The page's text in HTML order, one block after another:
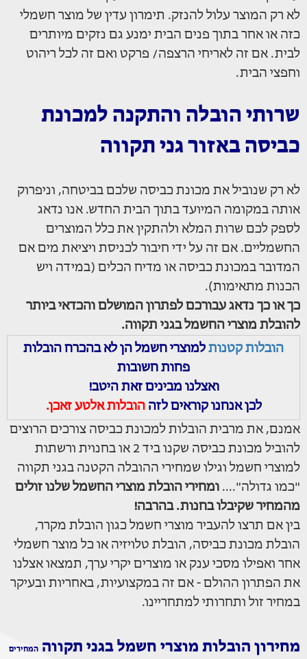
לא רק המוצר עלול להנזק. תימרון עדין של מוצר חשמלי
כזה או אחר בתוך פנים הבית ימנע גם נזקים מיותרים
לבית. אם זה לאריחי הרצפה/ פרקט ואם זה לכל ריהוט
וחפצי הבית.
שרותי הובלה והתקנה למכונת
כביסה באזור גני תקווה
לא רק שנוביל את מכונת כביסה שלכם בביטחה, וניפרוק
אותה במקומה המיועד בתוך הבית החדש. אנו נדאג
לספק לכם שרות המלא ולהתקין את כלל המוצרים
החשמליים. אם זה על ידי חיבור לכניסת ויציאת מים אם
המדובר במכונת כביסה או מדיח הכלים (במידה ויש
הכנות מתאימות).
כך או כך נדאג עבורכם לפתרון המושלם והכדאי ביותר
להובלת מוצרי החשמל בגני תקווה.
הובלות קטנות למוצרי חשמל הן לא בהכרח הובלות
פחות חשובות
ואצלנו מבינים זאת היטב!
לכן אנחנו קוראים לזההובלות אלטע זאכן.
אמנם, את מרבית הובלות למכונת כביסה צורכים הרוצים
להוביל מכונת כביסה שקנו ביד 2 או בחנוית ורשתות
למוצרי חשמל וגילו שמחירי ההובלה הקטנה בגני תקווה
"כמו גדולה".... ומחירי הובלת מוצרי החשמל שלנו זולים
מהמחיר שקיבלו בחנות. בהרבה!
בין אם תרצו להעביר מוצרי חשמל כגון הובלת מקרר,
הובלת מכונת כביסה, הובלת טלויזיה או כל מוצר חשמלי
אחר ואפילו מסכי ענק או מוצרים יקרי ערך, תמצאו אצלנו
את הפתרון ההולם - אם זה במקצועיות, באחריות ובעיקר
במחיר זול ותחרותי למתחריינו.
מחירון הובלות מוצרי חשמל בגני תקווה המחירים